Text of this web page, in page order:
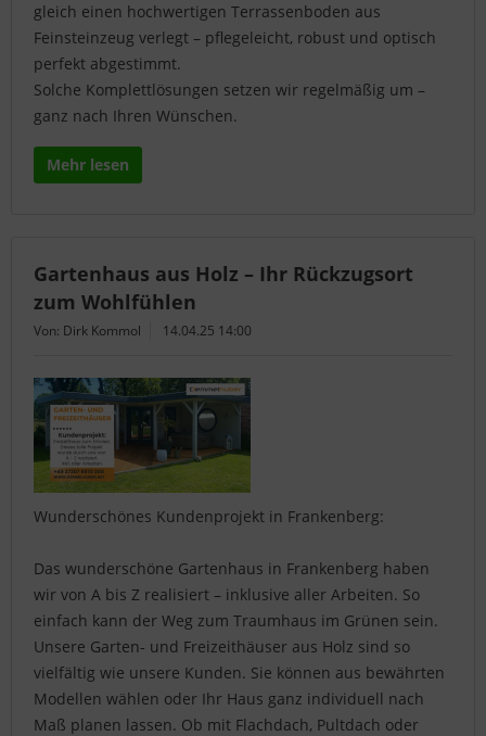
gleich einen hochwertigen Terrassenboden aus
Feinsteinzeug verlegt – pflegeleicht, robust und optisch
perfekt abgestimmt.
Solche Komplettlösungen setzen wir regelmäßig um –
ganz nach Ihren Wünschen.
Mehr lesen
Gartenhaus aus Holz – Ihr Rückzugsort
zum Wohlfühlen
Von: Dirk Kommol 14.04.25 14:00
Wunderschönes Kundenprojekt in Frankenberg:
Das wunderschöne Gartenhaus in Frankenberg haben
wir von A bis Z realisiert – inklusive aller Arbeiten. So
einfach kann der Weg zum Traumhaus im Grünen sein.
Unsere Garten- und Freizeithäuser aus Holz sind so
vielfältig wie unsere Kunden. Sie können aus bewährten
Modellen wählen oder Ihr Haus ganz individuell nach
Maß planen lassen. Ob mit Flachdach, Pultdach oder